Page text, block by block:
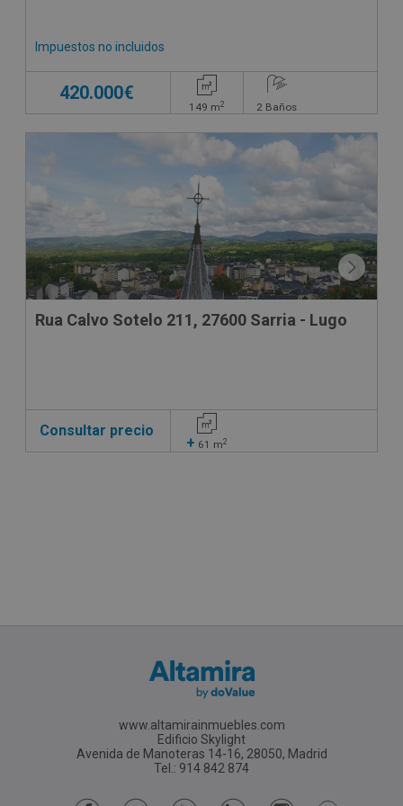
Impuestos no incluidos
420.000€
149 m2 2 Baños
Rua Calvo Sotelo 211, 27600 Sarria - Lugo
Consultar precio
+ 61 m2
www.altamirainmuebles.com
Edificio Skylight
Avenida de Manoteras 14-16, 28050, Madrid
Tel.: 914 842 874